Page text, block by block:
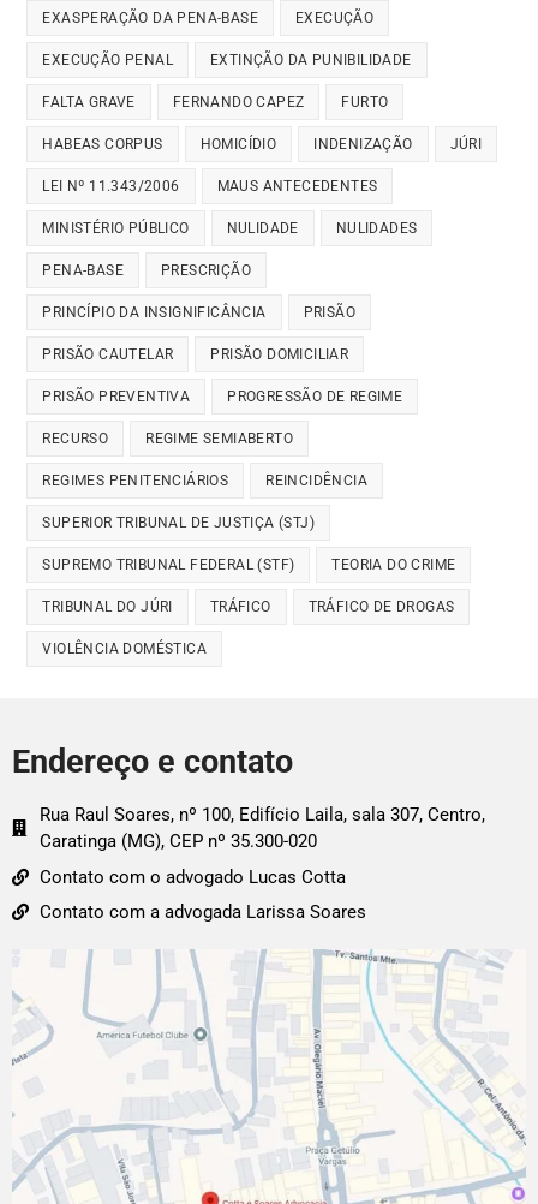
EXASPERAÇÃO DA PENA-BASE EXECUÇÃO
EXECUÇÃO PENAL EXTINÇÃO DA PUNIBILIDADE
FALTA GRAVE FERNANDO CAPEZ FURTO
HABEAS CORPUS HOMICÍDIO INDENIZAÇÃO JÚRI
LEI Nº 11.343/2006 MAUS ANTECEDENTES
MINISTÉRIO PÚBLICO NULIDADE NULIDADES
PENA-BASE PRESCRIÇÃO
PRINCÍPIO DA INSIGNIFICÂNCIA PRISÃO
PRISÃO CAUTELAR PRISÃO DOMICILIAR
PRISÃO PREVENTIVA PROGRESSÃO DE REGIME
RECURSO REGIME SEMIABERTO
REGIMES PENITENCIÁRIOS REINCIDÊNCIA
SUPERIOR TRIBUNAL DE JUSTIÇA (STJ)
SUPREMO TRIBUNAL FEDERAL (STF) TEORIA DO CRIME
TRIBUNAL DO JÚRI TRÁFICO TRÁFICO DE DROGAS
VIOLÊNCIA DOMÉSTICA
Endereço e contato
Rua Raul Soares, nº 100, Edifício Laila, sala 307, Centro,
Caratinga (MG), CEP nº 35.300-020
Contato com o advogado Lucas Cotta
Contato com a advogada Larissa Soares